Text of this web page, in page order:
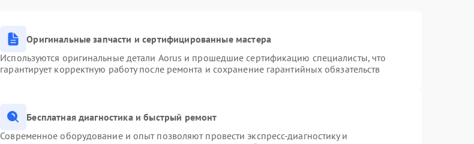
Оригинальные запчасти и сертифицированные мастера
Используются оригинальные детали Aorus и прошедшие сертификацию специалисты, что
гарантирует корректную работу после ремонта и сохранение гарантийных обязательств
Бесплатная диагностика и быстрый ремонт
Современное оборудование и опыт позволяют провести экспресс-диагностику и